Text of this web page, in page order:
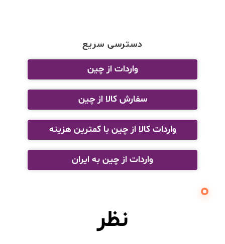
دسترسی سریع
واردات از چین
سفارش کالا از چین
واردات کالا از چین با کمترین هزینه
واردات از چین به ایران
نظر